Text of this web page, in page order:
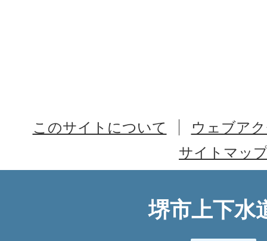
このサイトについて
ウェブア
サイトマッ
堺市上下水